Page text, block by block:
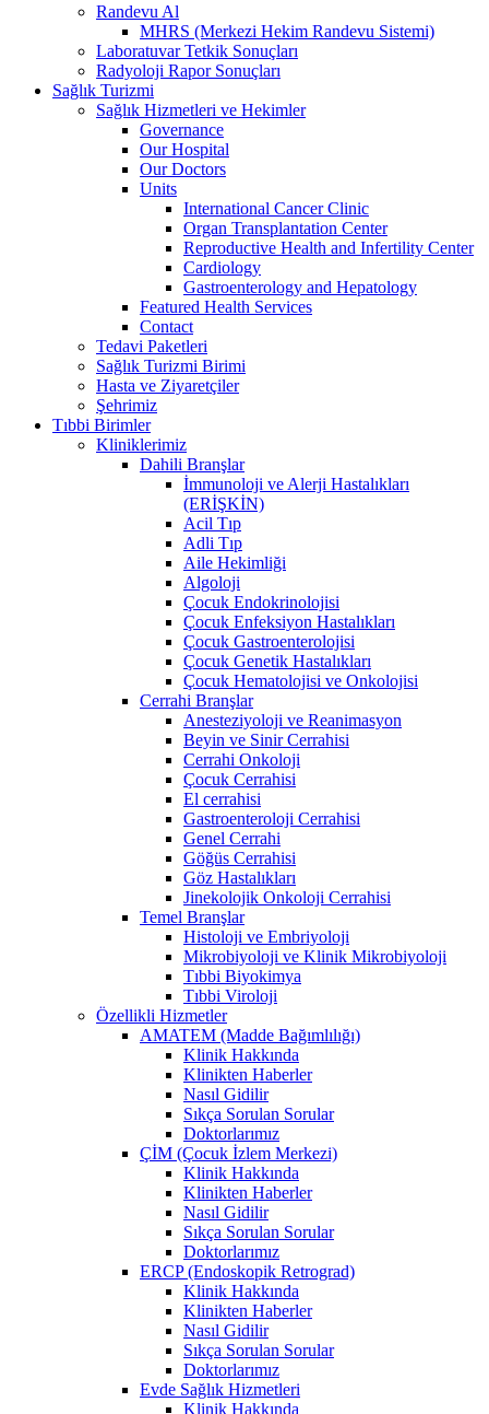
Randevu Al
MHRS (Merkezi Hekim Randevu Sistemi)
Laboratuvar Tetkik Sonuçları
Radyoloji Rapor Sonuçları
Sağlık Turizmi
Sağlık Hizmetleri ve Hekimler
Governance
Our Hospital
Our Doctors
Units
International Cancer Clinic
Organ Transplantation Center
Reproductive Health and Infertility Center
Cardiology
Gastroenterology and Hepatology
Featured Health Services
Contact
Tedavi Paketleri
Sağlık Turizmi Birimi
Hasta ve Ziyaretçiler
Şehrimiz
Tıbbi Birimler
Kliniklerimiz
Dahili Branşlar
İmmunoloji ve Alerji Hastalıkları
(ERİŞKİN)
Acil Tıp
Adli Tıp
Aile Hekimliği
Algoloji
Çocuk Endokrinolojisi
Çocuk Enfeksiyon Hastalıkları
Çocuk Gastroenterolojisi
Çocuk Genetik Hastalıkları
Çocuk Hematolojisi ve Onkolojisi
Cerrahi Branşlar
Anesteziyoloji ve Reanimasyon
Beyin ve Sinir Cerrahisi
Cerrahi Onkoloji
Çocuk Cerrahisi
El cerrahisi
Gastroenteroloji Cerrahisi
Genel Cerrahi
Göğüs Cerrahisi
Göz Hastalıkları
Jinekolojik Onkoloji Cerrahisi
Temel Branşlar
Histoloji ve Embriyoloji
Mikrobiyoloji ve Klinik Mikrobiyoloji
Tıbbi Biyokimya
Tıbbi Viroloji
Özellikli Hizmetler
AMATEM (Madde Bağımlılığı)
Klinik Hakkında
Klinikten Haberler
Nasıl Gidilir
Sıkça Sorulan Sorular
Doktorlarımız
ÇİM (Çocuk İzlem Merkezi)
Klinik Hakkında
Klinikten Haberler
Nasıl Gidilir
Sıkça Sorulan Sorular
Doktorlarımız
ERCP (Endoskopik Retrograd)
Klinik Hakkında
Klinikten Haberler
Nasıl Gidilir
Sıkça Sorulan Sorular
Doktorlarımız
Evde Sağlık Hizmetleri
Klinik Hakkında